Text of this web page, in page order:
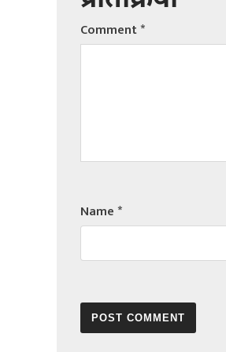
Comment*
Name*